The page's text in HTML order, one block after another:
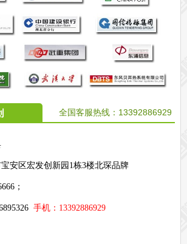
全国客服热线： 13392886929
安区宏发创新园1栋3楼北琛品牌
；
手机：13392886929